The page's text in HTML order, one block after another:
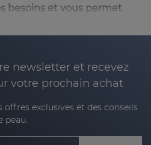
besoins et vous permet
leurs avantages. Par
toute votre peau
est pratique et rapide à
protéger la peau
au soleil peut entraîner
newsletter et recevez
votre prochain achat
offres exclusives et des conseils
peau.